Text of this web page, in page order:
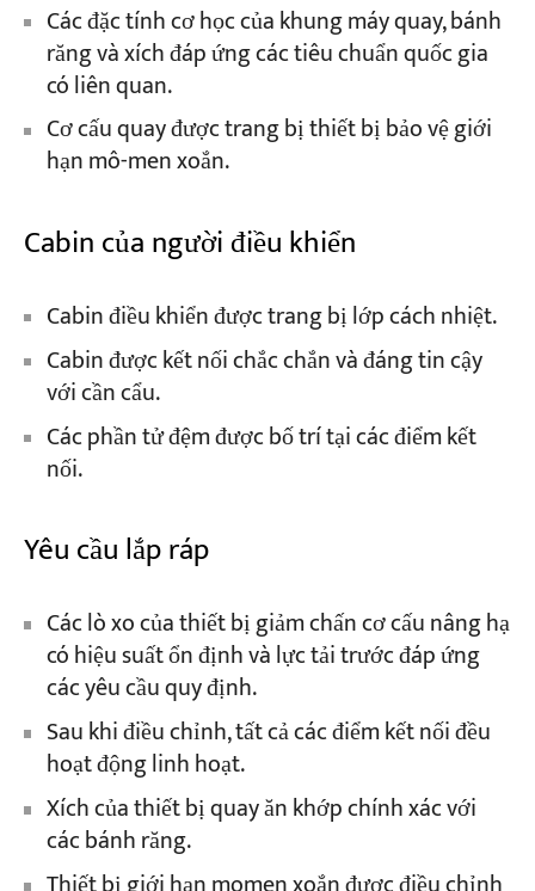
Các đặc tính cơ học của khung máy quay, bánh
răng và xích đáp ứng các tiêu chuẩn quốc gia
có liên quan.
Cơ cấu quay được trang bị thiết bị bảo vệ giới
hạn mô-men xoắn.
Cabin của người điều khiển
Cabin điều khiển được trang bị lớp cách nhiệt.
Cabin được kết nối chắc chắn và đáng tin cậy
với cần cẩu.
Các phần tử đệm được bố trí tại các điểm kết
nối.
Yêu cầu lắp ráp
Các lò xo của thiết bị giảm chấn cơ cấu nâng hạ
có hiệu suất ổn định và lực tải trước đáp ứng
các yêu cầu quy định.
Sau khi điều chỉnh, tất cả các điểm kết nối đều
hoạt động linh hoạt.
Xích của thiết bị quay ăn khớp chính xác với
các bánh răng.